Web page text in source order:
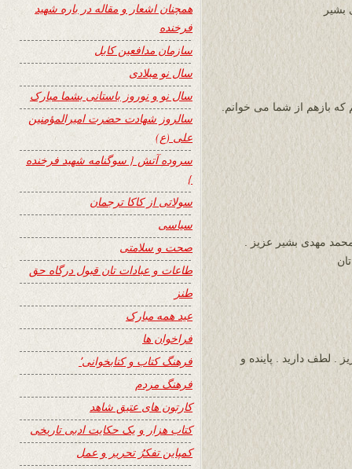
که بازهم از شما می خوانم.
مهدی بشیر عزیز .
. لطف دارید . پاینده و
همچنان اشعار و مقاله در باره شهید
فرخنده
سازمان مدافعین کابل
سال نو میلادی
سال نو و نوروز باستانی بشما مبارک
سالروز شهادت حضرت امیرالمؤمنین
علی (ع)
سروده آتش { سوگنامه شهید فرخنده
}
سولاتی از کاکا ترجمان
سیاسی
صحت و سلامتی
طاعات و عبادات تان قبول درگاه حق
طنز
عید همه مبارک
فراخوان ها
فرهنگ کتاب و کتابخوانی٬
فرهنگ مردم
کارتون های عتیق شاهد
کتاب هزار و یک حکایت ادبی تاریخی
کمپاین تفکرُ تحریر و عمل